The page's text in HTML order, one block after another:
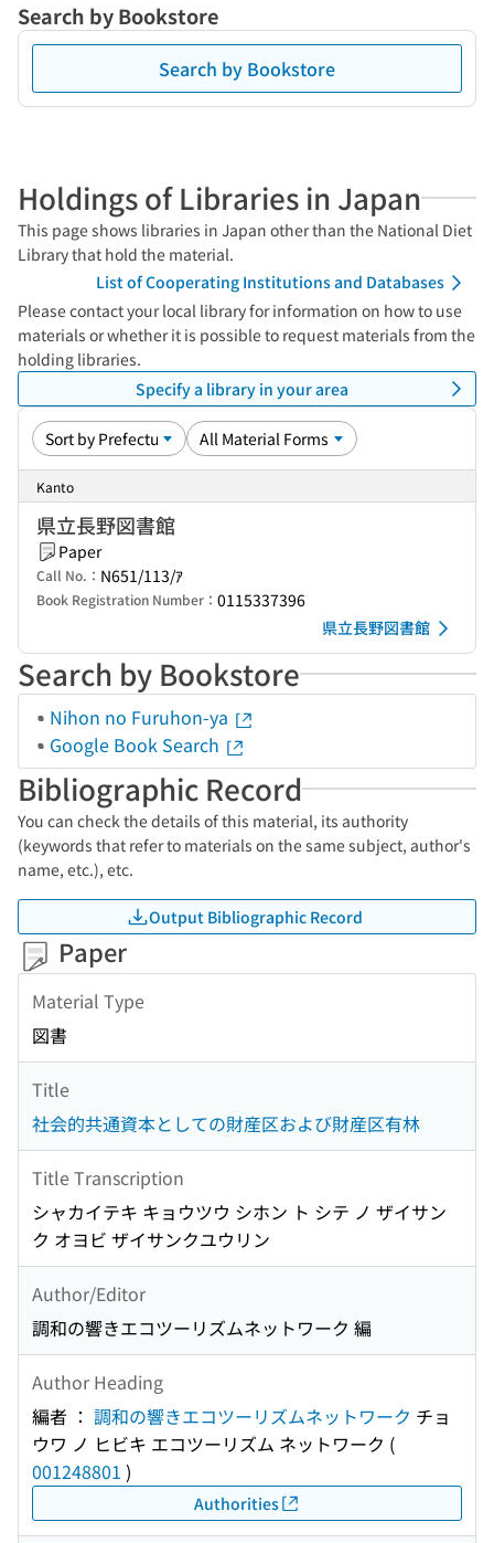
Search by Bookstore
Search by Bookstore
Holdings of Libraries in Japan
This page shows libraries in Japan other than the National Diet
Library that hold the material.
List of Cooperating Institutions and Databases
Please contact your local library for information on how to use
materials or whether it is possible to request materials from the
holding libraries.
Specify a library in your area
Kanto
県立長野図書館
Paper
Call No.： N651/113/ｱ
Book Registration Number： 0115337396
県立長野図書館
Search by Bookstore
Nihon no Furuhon-ya
Google Book Search
Bibliographic Record
You can check the details of this material, its authority
(keywords that refer to materials on the same subject, author's
name, etc.), etc.
Output Bibliographic Record
Paper
Material Type
図書
Title
社会的共通資本としての財産区および財産区有林
Title Transcription
シャカイテキ キョウツウ シホン ト シテ ノ ザイサン
ク オヨビ ザイサンクユウリン
Author/Editor
調和の響きエコツーリズムネットワーク 編
Author Heading
編者 ： 調和の響きエコツーリズムネットワーク チョ
ウワ ノ ヒビキ エコツーリズム ネットワーク (
001248801 )
Authorities